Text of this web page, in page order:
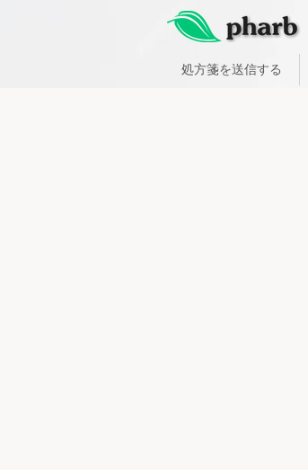
処方箋を送信する